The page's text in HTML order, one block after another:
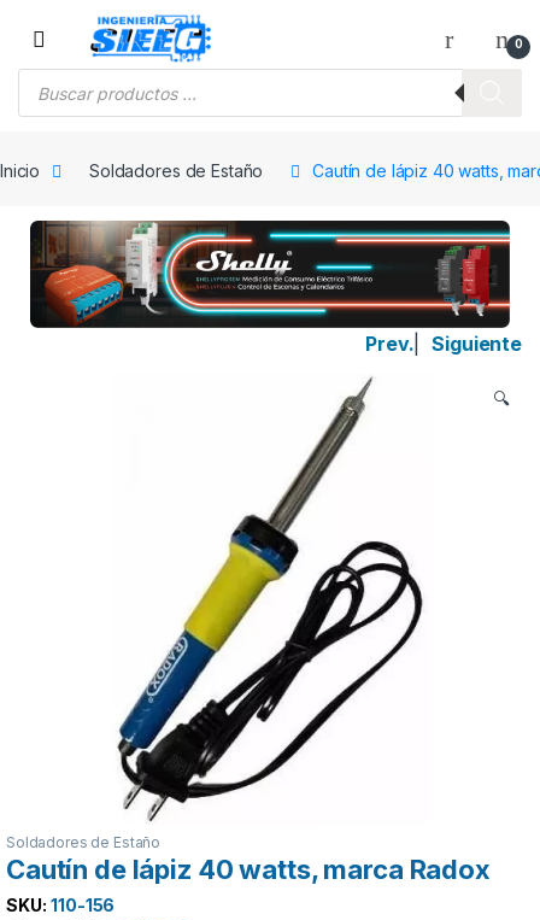
Saltar a la navegación
Saltar al contenido
0
Inicio Soldadores de Estaño Cautín de lápiz 40 watts,
Prev. Siguiente
🔍
Soldadores de Estaño
Cautín de lápiz 40 watts, marca Radox
SKU: 110-156